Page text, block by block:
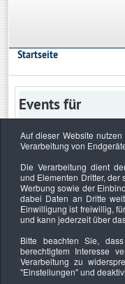
Startseite
Events für
Keine Termine
Datenschutzerklärung
Copyright © 2026.
Sachverständiger
Auf dieser Website
Verarbeitung von
Die Verarbeitung dient
und Elementen Dritter, der
Werbung sowie der
dabei Daten an Dritte
Einwilligung ist freiwillig,
und kann jederzeit über
Bitte beachten Sie,
berechtigtem Interesse
Verarbeitung zu
"Einstellungen"und